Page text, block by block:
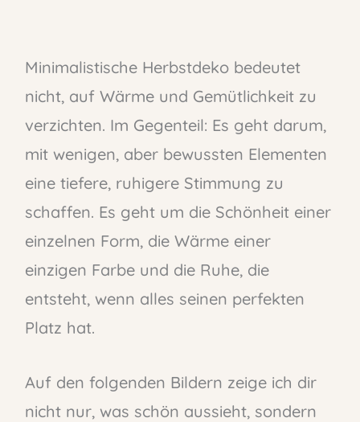
Minimalistische Herbstdeko bedeutet
nicht, auf Wärme und Gemütlichkeit zu
verzichten. Im Gegenteil: Es geht darum,
mit wenigen, aber bewussten Elementen
eine tiefere, ruhigere Stimmung zu
schaffen. Es geht um die Schönheit einer
einzelnen Form, die Wärme einer
einzigen Farbe und die Ruhe, die
entsteht, wenn alles seinen perfekten
Platz hat.
Auf den folgenden Bildern zeige ich dir
nicht nur, was schön aussieht, sondern